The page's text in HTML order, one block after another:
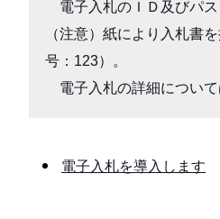
電子入札のＩＤ及びパス
（注意）紙により入札書
号：123）。
電子入札の詳細について
電子入札を導入します